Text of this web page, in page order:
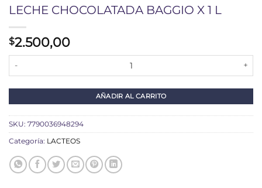
LECHE CHOCOLATADA BAGGIO X 1 L
$2.500,00
AÑADIR AL CARRITO
SKU: 7790036948294
Categoría: LACTEOS